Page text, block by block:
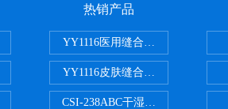
热销产品
YY1116医用缝合线线径试验仪
YY1116皮肤缝合线线径测量仪
CSI-238ABC干湿电动摩擦色牢度